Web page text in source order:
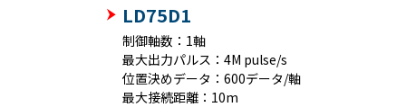
LD75D1
制御軸数：1軸
最大出力パルス：4M pulse/s
位置決めデータ：600データ/軸
最大接続距離：10m